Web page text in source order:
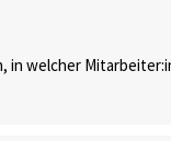
in welcher